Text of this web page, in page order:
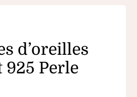
d’oreilles
925 Perle